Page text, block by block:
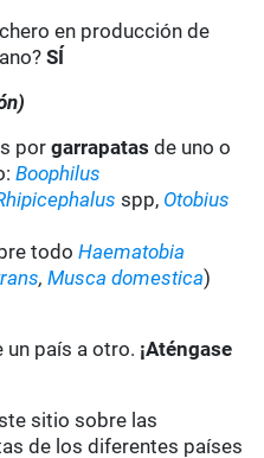
en producción de
SÍ
porgarrapatas de uno o
Boophilus
spp, Otobius
todoHaematobia
,Musca domestica)
un país a otro. ¡Aténgase
sitio sobre las
de los diferentes países